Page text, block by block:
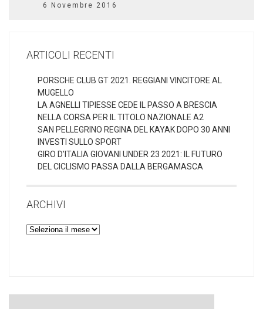
6 Novembre 2016
ARTICOLI RECENTI
PORSCHE CLUB GT 2021. REGGIANI VINCITORE AL
MUGELLO
LA AGNELLI TIPIESSE CEDE IL PASSO A BRESCIA
NELLA CORSA PER IL TITOLO NAZIONALE A2
SAN PELLEGRINO REGINA DEL KAYAK DOPO 30 ANNI
INVESTI SULLO SPORT
GIRO D’ITALIA GIOVANI UNDER 23 2021: IL FUTURO
DEL CICLISMO PASSA DALLA BERGAMASCA
ARCHIVI
Archivi